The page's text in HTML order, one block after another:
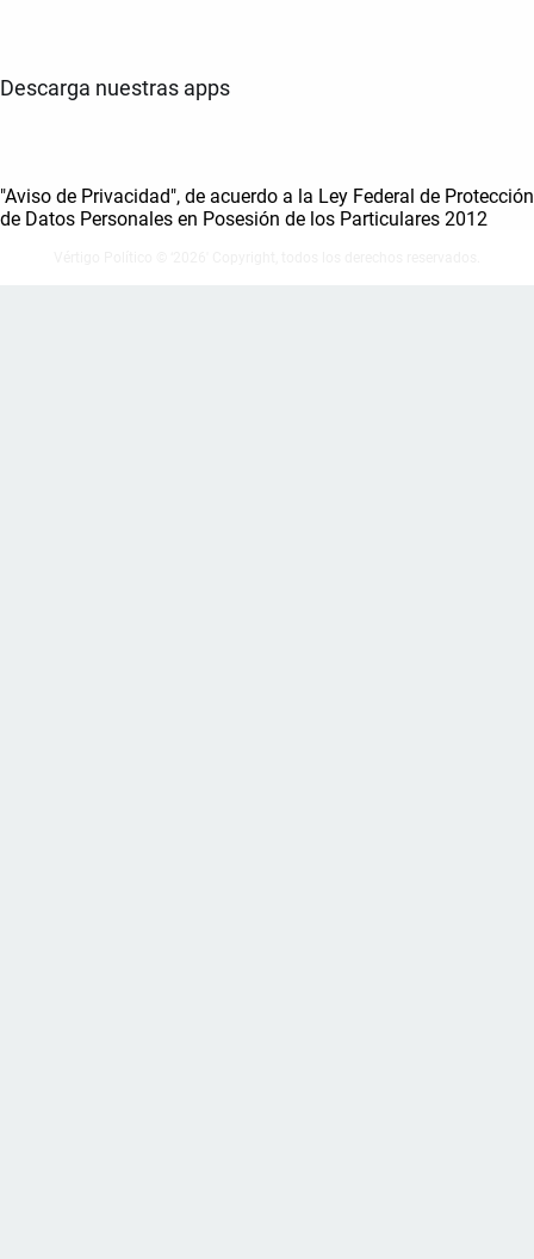
Descarga nuestras apps
"Aviso de Privacidad", de acuerdo a la Ley Federal de Protección
de Datos Personales en Posesión de los Particulares 2012